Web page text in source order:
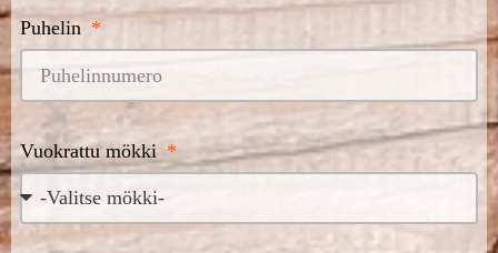
Puhelin
Vuokrattu mökki